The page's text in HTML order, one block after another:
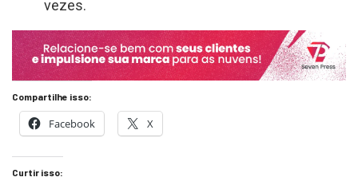
vezes.
Compartilhe isso:
Facebook X
Curtir isso: